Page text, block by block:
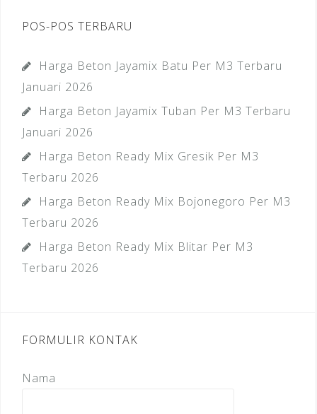
POS-POS TERBARU
Harga Beton Jayamix Batu Per M3 Terbaru
Januari 2026
Harga Beton Jayamix Tuban Per M3 Terbaru
Januari 2026
Harga Beton Ready Mix Gresik Per M3
Terbaru 2026
Harga Beton Ready Mix Bojonegoro Per M3
Terbaru 2026
Harga Beton Ready Mix Blitar Per M3
Terbaru 2026
FORMULIR KONTAK
Nama